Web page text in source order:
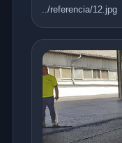
../referencia/12.jpg